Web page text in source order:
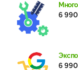
6
6